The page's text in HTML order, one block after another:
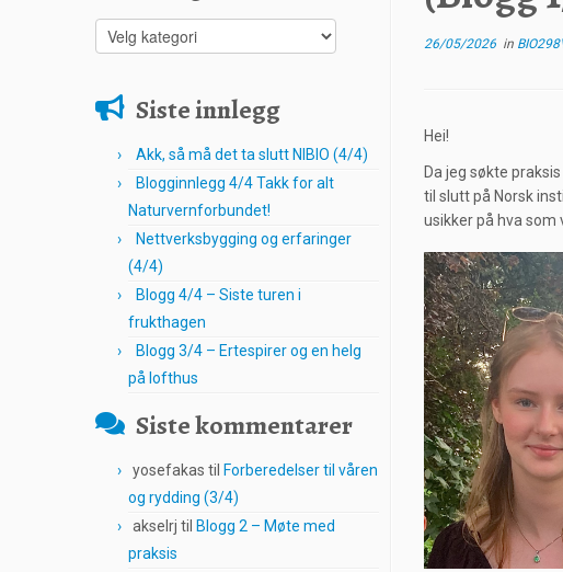
Kategorier
Siste innlegg
Akk, så må det ta slutt NIBIO (4/4)
Blogginnlegg 4/4 Takk for alt
Naturvernforbundet!
Nettverksbygging og erfaringer
(4/4)
Blogg 4/4 – Siste turen i
frukthagen
Blogg 3/4 – Ertespirer og en helg
på lofthus
Siste kommentarer
yosefakas til Forberedelser til våren
og rydding (3/4)
akselrj til Blogg 2 – Møte med
praksis
26/05/2026 in
Hei!
Da jeg søkte
til slutt på Norsk
usikker på hva som